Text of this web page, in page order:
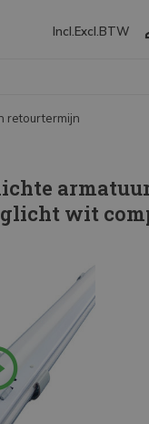
Incl. Excl. BTW
garantie
wit